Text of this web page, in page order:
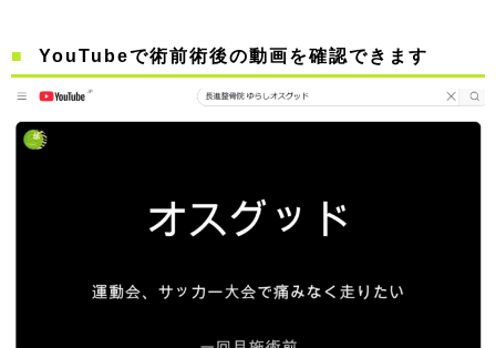
YouTubeで術前術後の動画を確認できます